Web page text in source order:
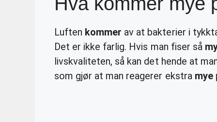
Luften kommer av at bakterier i
Det er ikke farlig. Hvis man fiser så
livskvaliteten, så kan det hende at
som gjør at man reagerer ekstra mye